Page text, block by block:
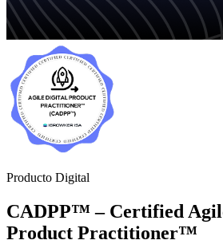
Producto Digital
CADPP™ – Certified
Product Practitioner™